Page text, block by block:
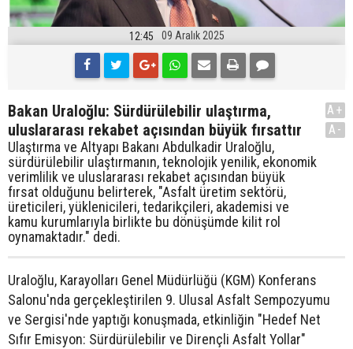
12:45 09 Aralık 2025
Bakan Uraloğlu: Sürdürülebilir ulaştırma,
uluslararası rekabet açısından büyük fırsattır
Ulaştırma ve Altyapı Bakanı Abdulkadir Uraloğlu,
sürdürülebilir ulaştırmanın, teknolojik yenilik, ekonomik
verimlilik ve uluslararası rekabet açısından büyük
fırsat olduğunu belirterek, "Asfalt üretim sektörü,
üreticileri, yüklenicileri, tedarikçileri, akademisi ve
kamu kurumlarıyla birlikte bu dönüşümde kilit rol
oynamaktadır." dedi.
A+
A-
Uraloğlu, Karayolları Genel Müdürlüğü (KGM) Konferans
Salonu'nda gerçekleştirilen 9. Ulusal Asfalt Sempozyumu
ve Sergisi'nde yaptığı konuşmada, etkinliğin "Hedef Net
Sıfır Emisyon: Sürdürülebilir ve Dirençli Asfalt Yollar"